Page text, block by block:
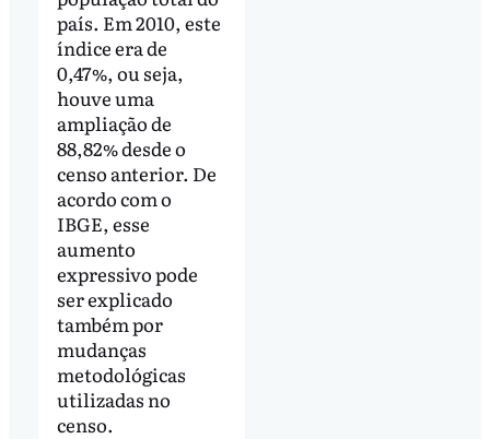
país. Em 2010, este
índice era de
0,47%, ou seja,
houve uma
ampliação de
88,82% desde o
censo anterior. De
acordo com o
IBGE, esse
aumento
expressivo pode
ser explicado
também por
mudanças
metodológicas
utilizadas no
censo.